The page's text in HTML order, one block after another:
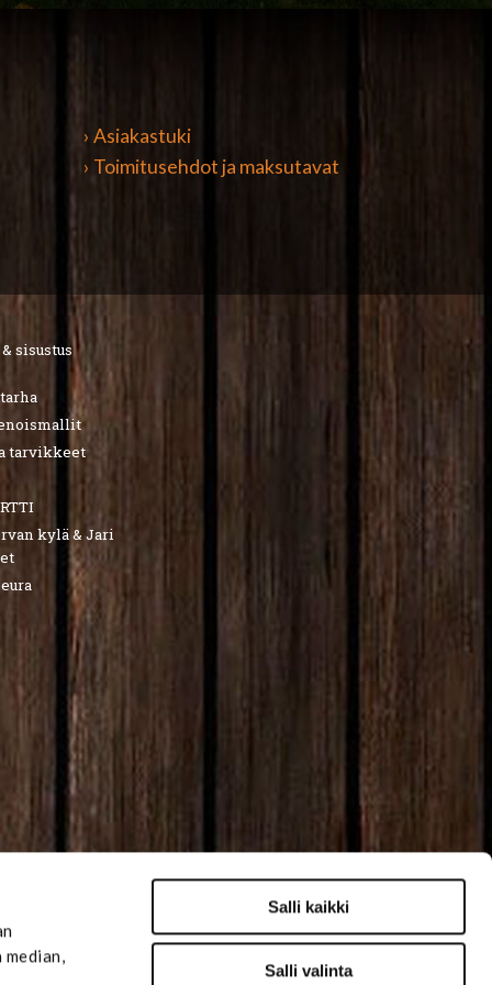
median,
Salli kaikki
Salli valinta
› Asiakastuki
› Toimitusehdot ja maksutavat
sisustus
tarvikkeet
kylä & Jari